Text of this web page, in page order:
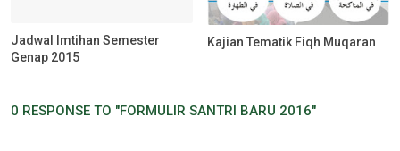
Jadwal Imtihan Semester
Genap 2015
Kajian Tematik Fiqh Muqaran
0 RESPONSE TO "FORMULIR SANTRI BARU 2016"